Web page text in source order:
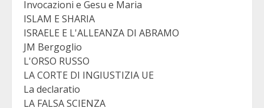
Invocazioni e Gesu e Maria
ISLAM E SHARIA
ISRAELE E L'ALLEANZA DI ABRAMO
JM Bergoglio
L'ORSO RUSSO
LA CORTE DI INGIUSTIZIA UE
La declaratio
LA FALSA SCIENZA